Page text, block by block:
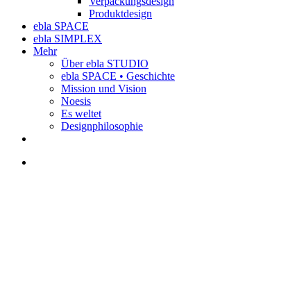
Produktdesign
ebla SPACE
ebla SIMPLEX
Mehr
Über ebla STUDIO
ebla SPACE • Geschichte
Mission und Vision
Noesis
Es weltet
Designphilosophie